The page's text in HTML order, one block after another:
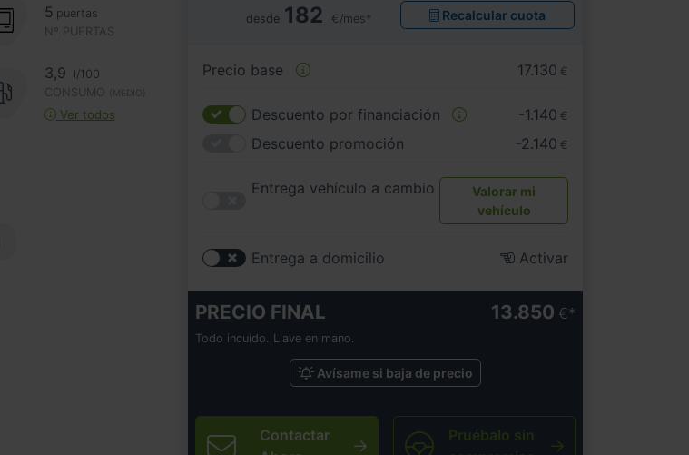
Nº PUERTAS
5 puertas
3,9
l/100
CONSUMO
(MEDIO)
Ver todos
desde 182 €/mes* Recalcular cuota
Precio base 17.130 €
Descuento por financiación -1.140 €
Descuento promoción -2.140 €
Entrega vehículo a cambio
Valorar mi
vehículo
Entrega a domicilio Activar
PRECIO FINAL 13.850 €
Todo incuido. Llave en mano.
Avísame si baja de precio
Contactar
Pruébalo sin